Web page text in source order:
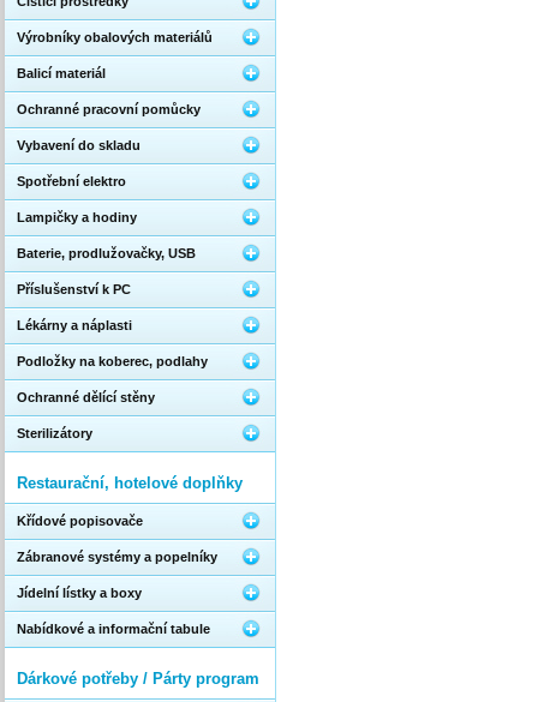
Výrobníky obalových materiálů
Balicí materiál
Ochranné pracovní pomůcky
Vybavení do skladu
Spotřební elektro
Lampičky a hodiny
Baterie, prodlužovačky, USB
Příslušenství k PC
Lékárny a náplasti
Podložky na koberec, podlahy
Ochranné dělící stěny
Sterilizátory
Restaurační, hotelové doplňky
Křídové popisovače
Zábranové systémy a popelníky
Jídelní lístky a boxy
Nabídkové a informační tabule
Dárkové potřeby / Párty program